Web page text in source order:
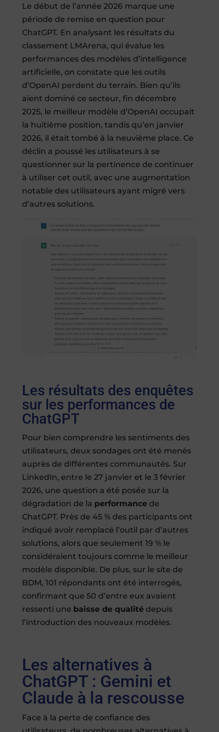
Le début de l’année 2026 marque une
période de remise en question pour
ChatGPT. En analysant les résultats du
classement LMArena, qui évalue les
performances des modèles d’intelligence
artificielle, on constate que les outils
d’OpenAI perdent du terrain. Bien qu’ils
aient dominé ce secteur, fin décembre
2025, le meilleur modèle d’OpenAI occupait
la huitième position, tandis qu’en janvier
2026, il était tombé à la neuvième place. Ce
déclin a poussé les utilisateurs à se
questionner sur la pertinence de continuer
à utiliser cet outil, avec une augmentation
notable des utilisateurs ayant migré vers
d’autres solutions.
Les résultats des enquêtes
sur les performances de
ChatGPT
Pour bien comprendre les sentiments des
utilisateurs, deux sondages ont été menés
auprès de différentes communautés. Sur
LinkedIn, entre le 27 janvier et le 3 février
2026, une question a été posée sur la
dégradation de la performancede
ChatGPT. Près de 45 % des participants ont
indiqué avoir remplacé l’outil par d’autres
solutions, alors que seulement 19 % le
considéraient toujours comme le meilleur
modèle disponible. De plus, sur le site de
BDM, 101 répondants ont été interrogés,
confirmant que 50 d’entre eux avaient
ressenti une baisse de qualitédepuis
l’introduction des nouveaux modèles.
Les alternatives à
ChatGPT : Gemini et
Claude à la rescousse
Face à la perte de confiance des